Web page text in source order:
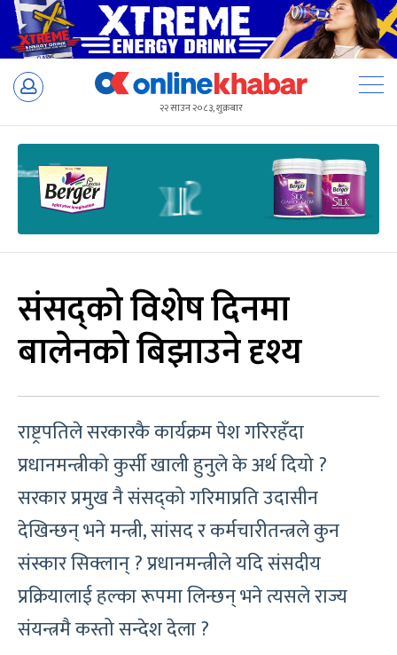
Skip
२२ साउन २०८३, शुक्रबार
संसद्को विशेष दिनमा
बालेनको बिझाउने दृश्य
राष्ट्रपतिले सरकारकै कार्यक्रम पेश गरिरहँदा
प्रधानमन्त्रीको कुर्सी खाली हुनुले के अर्थ दियो ?
सरकार प्रमुख नै संसद्को गरिमाप्रति उदासीन
देखिन्छन् भने मन्त्री, सांसद र कर्मचारीतन्त्रले कुन
संस्कार सिक्लान् ? प्रधानमन्त्रीले यदि संसदीय
प्रक्रियालाई हल्का रूपमा लिन्छन् भने त्यसले राज्य
संयन्त्रमै कस्तो सन्देश देला ?